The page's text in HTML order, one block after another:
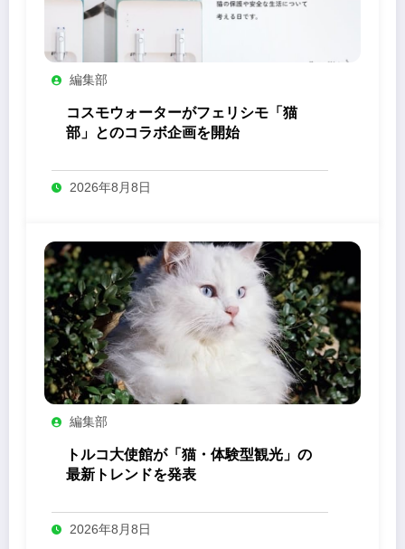
編集部
コスモウォーターがフェリシモ「猫
部」とのコラボ企画を開始
2026年8月8日
編集部
トルコ大使館が「猫・体験型観光」の
最新トレンドを発表
2026年8月8日